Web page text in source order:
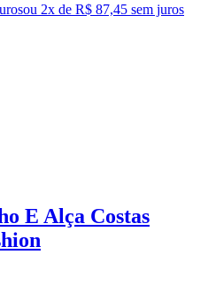
ou 2x de R$ 87,45 sem juros
E Alça Costas